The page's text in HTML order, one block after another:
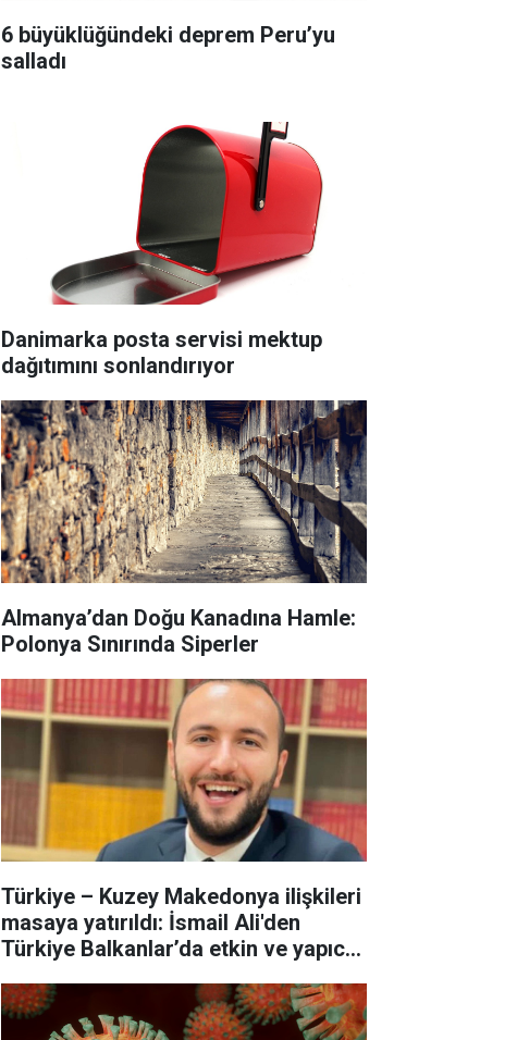
6 büyüklüğündeki deprem Peru’yu
salladı
Danimarka posta servisi mektup
dağıtımını sonlandırıyor
Almanya’dan Doğu Kanadına Hamle:
Polonya Sınırında Siperler
Türkiye – Kuzey Makedonya ilişkileri
masaya yatırıldı: İsmail Ali'den
Türkiye Balkanlar’da etkin ve yapıcı